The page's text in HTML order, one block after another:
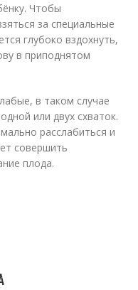
Чтобы
за специальные
глубоко вздохнуть,
в приподнятом
в таком случае
или двух схваток.
расслабиться и
совершить
плода.